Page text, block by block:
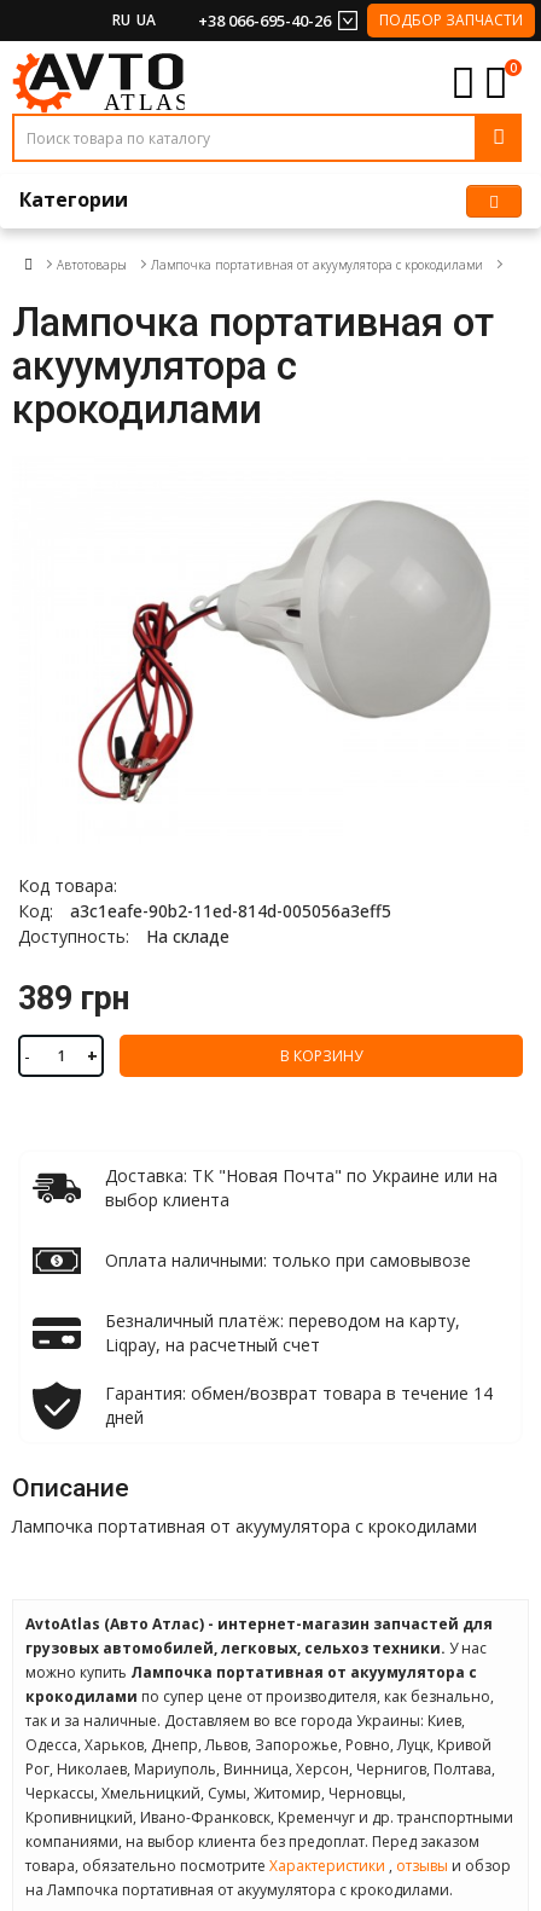
RU UA +38 066-695-40-26 ПОДБОР ЗАПЧАСТИ
0
Категории
Автотовары Лампочка портативная от акуумулятора с крокодилами
Лампочка портативная от
акуумулятора с
крокодилами
Код товара:
Код:
a3c1eafe-90b2-11ed-814d-005056a3eff5
Доступность:
На складе
389 грн
- + В КОРЗИНУ
Доставка: ТК "Новая Почта" по Украине или на
выбор клиента
Оплата наличными: только при самовывозе
Безналичный платёж: переводом на карту,
Liqpay, на расчетный счет
Гарантия: обмен/возврат товара в течение 14
дней
Описание
Лампочка портативная от акуумулятора с крокодилами
AvtoAtlas (Авто Атлас) - интернет-магазин запчастей для
грузовых автомобилей, легковых, сельхоз техники. У нас
можно купить Лампочка портативная от акуумулятора с
крокодилами по супер цене от производителя, как безнально,
так и за наличные. Доставляем во все города Украины: Киев,
Одесса, Харьков, Днепр, Львов, Запорожье, Ровно, Луцк, Кривой
Рог, Николаев, Мариуполь, Винница, Херсон, Чернигов, Полтава,
Черкассы, Хмельницкий, Сумы, Житомир, Черновцы,
Кропивницкий, Ивано-Франковск, Кременчуг и др. транспортными
компаниями, на выбор клиента без предоплат. Перед заказом
товара, обязательно посмотрите Характеристики , отзывы и обзор
на Лампочка портативная от акуумулятора с крокодилами.